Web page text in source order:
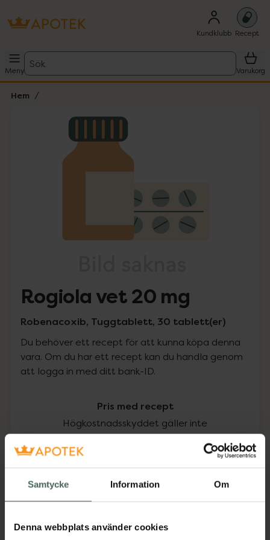
Samtycke Information Om
Denna webbplats använder cookies
Kundklubb Recept
Meny
Sök
Varukorg
Hem
Lista: . Innehåller 1 objekt.
Rogiola vet 20 mg
Robenacoxib, Tuggtablett, 30 tablett(er)
Du behöver ett recept för att kunna köpa denna
vara. Om du har ett recept kan du handla genom
att logga in med ditt bank-ID.
Pris med recept
Högkostnadsskyddet gäller inte
290,50 kr
I apotek: 290,50 kr